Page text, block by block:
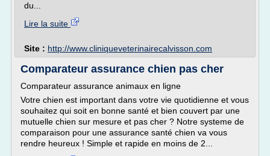
du...
Lire la suite
Site : http://www.cliniqueveterinairecalvisson.com
Comparateur assurance chien pas cher
Comparateur assurance animaux en ligne
Votre chien est important dans votre vie quotidienne et vous
souhaitez qui soit en bonne santé et bien couvert par une
mutuelle chien sur mesure et pas cher ? Notre systeme de
comparaison pour une assurance santé chien va vous
rendre heureux ! Simple et rapide en moins de 2...